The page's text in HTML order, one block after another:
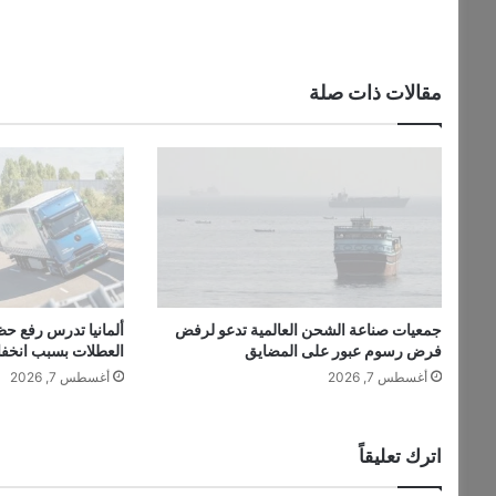
6
ب
ه
ل
ج
د
ي
مقالات ذات صلة
جمعيات صناعة الشحن العالمية تدعو لرفض
فرض رسوم عبور على المضايق
أغسطس 7, 2026
ألمانيا تدرس رفع
العطلات بسبب
أغسطس 7, 2026
اترك تعليقاً